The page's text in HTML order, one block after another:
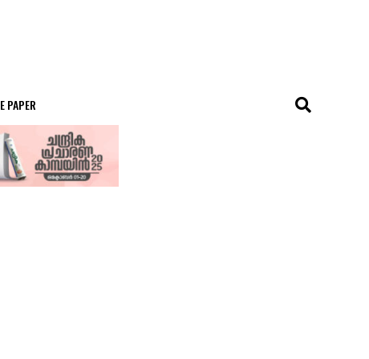
E PAPER